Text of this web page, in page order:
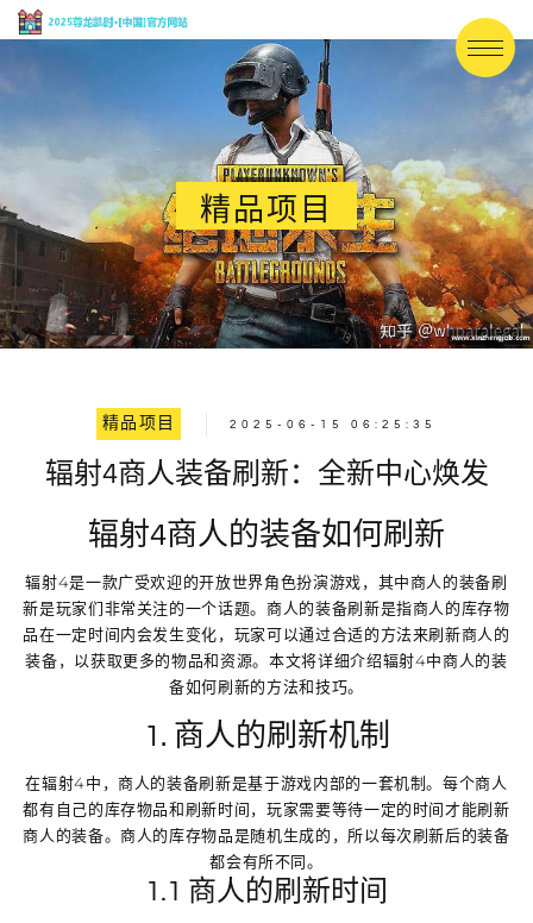
精品项目
精品项目 2025-06-15 06:25:35
辐射4商人装备刷新：全新中心焕发
辐射4商人的装备如何刷新
辐射4是一款广受欢迎的开放世界角色扮演游戏，其中商人的装备刷
新是玩家们非常关注的一个话题。商人的装备刷新是指商人的库存物
品在一定时间内会发生变化，玩家可以通过合适的方法来刷新商人的
装备，以获取更多的物品和资源。本文将详细介绍辐射4中商人的装
备如何刷新的方法和技巧。
1. 商人的刷新机制
在辐射4中，商人的装备刷新是基于游戏内部的一套机制。每个商人
都有自己的库存物品和刷新时间，玩家需要等待一定的时间才能刷新
商人的装备。商人的库存物品是随机生成的，所以每次刷新后的装备
都会有所不同。
1.1 商人的刷新时间